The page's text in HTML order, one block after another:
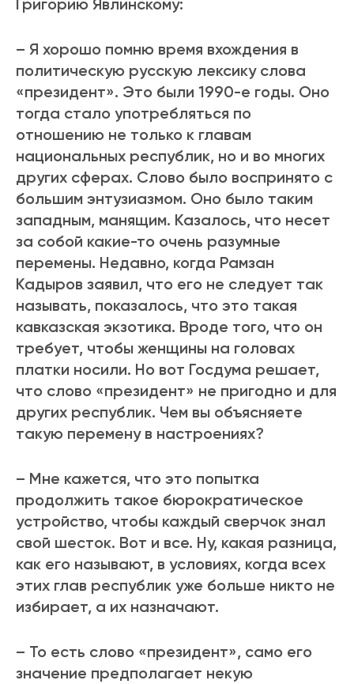
Григорию Явлинскому:
– Я хорошо помню время вхождения в
политическую русскую лексику слова
«президент». Это были 1990-е годы. Оно
тогда стало употребляться по
отношению не только к главам
национальных республик, но и во многих
других сферах. Слово было воспринято с
большим энтузиазмом. Оно было таким
западным, манящим. Казалось, что несет
за собой какие-то очень разумные
перемены. Недавно, когда Рамзан
Кадыров заявил, что его не следует так
называть, показалось, что это такая
кавказская экзотика. Вроде того, что он
требует, чтобы женщины на головах
платки носили. Но вот Госдума решает,
что слово «президент» не пригодно и для
других республик. Чем вы объясняете
такую перемену в настроениях?
– Мне кажется, что это попытка
продолжить такое бюрократическое
устройство, чтобы каждый сверчок знал
свой шесток. Вот и все. Ну, какая разница,
как его называют, в условиях, когда всех
этих глав республик уже больше никто не
избирает, а их назначают.
– То есть слово «президент», само его
значение предполагает некую